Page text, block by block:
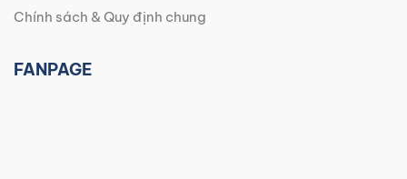
Chính sách & Quy định chung
FANPAGE